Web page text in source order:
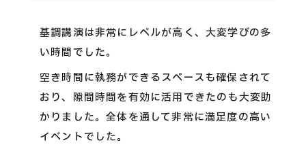
基調講演は非常にレベルが高く、大変学びの多
い時間でした。
空き時間に執務ができるスペースも確保されて
おり、隙間時間を有効に活用できたのも大変助
かりました。全体を通して非常に満足度の高い
イベントでした。